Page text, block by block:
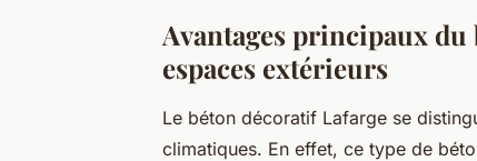
Avantages principaux
espaces extérieurs
Le béton décoratif Lafarge se
climatiques. En effet, ce type de